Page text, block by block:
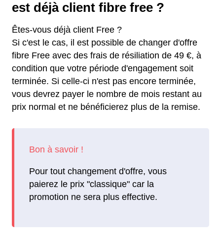
est déjà client fibre free ?
Êtes-vous déjà client Free ?
Si c'est le cas, il est possible de changer d'offre
fibre Free avec des frais de résiliation de 49 €, à
condition que votre période d'engagement soit
terminée. Si celle-ci n'est pas encore terminée,
vous devrez payer le nombre de mois restant au
prix normal et ne bénéficierez plus de la remise.
Pour tout changement d'offre, vous
paierez le prix "classique" car la
promotion ne sera plus effective.